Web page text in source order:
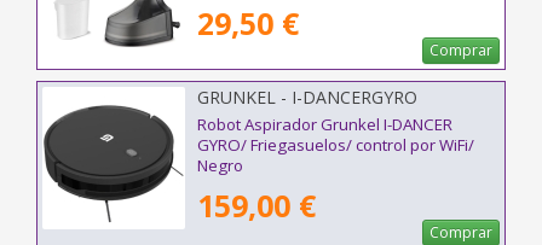
29,50 €
Comprar
GRUNKEL - I-DANCERGYRO
Robot Aspirador Grunkel I-DANCER
GYRO/ Friegasuelos/ control por WiFi/
Negro
159,00 €
Comprar